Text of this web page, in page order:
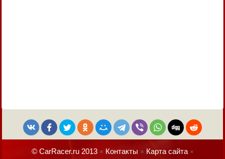
© CarRacer.ru 2013× Контакты × Карта сайта×